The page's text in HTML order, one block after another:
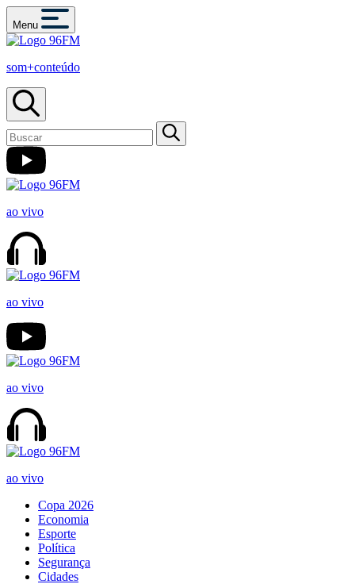
Menu
som+conteúdo
ao vivo
ao vivo
ao vivo
ao vivo
Copa 2026
Economia
Esporte
Política
Segurança
Cidades